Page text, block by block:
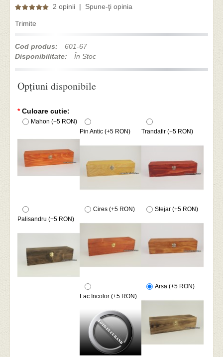
2 opinii | Spune-ţi opinia
Trimite
Cod produs:
601-67
Disponibilitate:
În Stoc
Opţiuni disponibile
* Culoare cutie:
Mahon (+5 RON)
Pin Antic (+5 RON)
Trandafir (+5 RON)
Palisandru (+5 RON)
Cires (+5 RON) Stejar (+5 RON)
Lac Incolor (+5 RON)
Arsa (+5 RON)